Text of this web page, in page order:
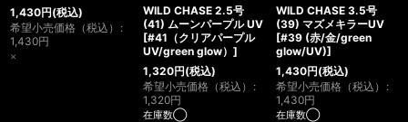
1,430円(税込)
希望小売価格（税込） :
1,430円
×
WILD CHASE 2.5号
(41) ムーンパープル UV
[#41（クリアパープル
UV/green glow） ]
1,320円(税込)
希望小売価格（税込） :
1,320円
在庫数◯
WILD CHASE 3.5号
(39) マズメキラーUV
[#39 (赤/金/green
glow/UV)]
1,430円(税込)
希望小売価格（税込） :
1,430円
在庫数◯